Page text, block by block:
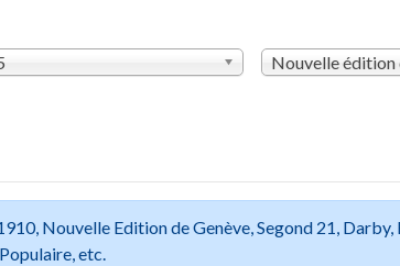
Nouvelle édition
Nouvelle Edition de Genève, Segond 21, Darby,
etc.